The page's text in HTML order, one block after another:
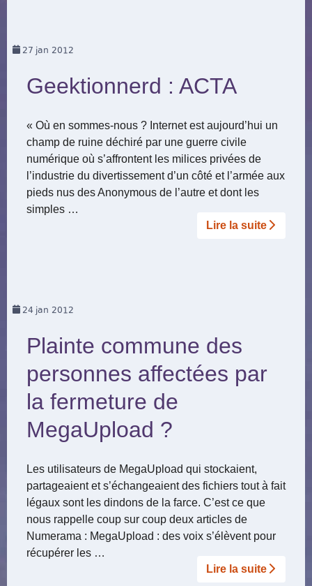
27 jan 2012
Geektionnerd : ACTA
« Où en sommes-nous ? Internet est aujourd’hui un
champ de ruine déchiré par une guerre civile
numérique où s’affrontent les milices privées de
l’industrie du divertissement d’un côté et l’armée aux
pieds nus des Anonymous de l’autre et dont les
simples …
Lire la suite­­
24 jan 2012
Plainte commune des
personnes affectées par
la fermeture de
MegaUpload ?
Les utilisateurs de MegaUpload qui stockaient,
partageaient et s’échangeaient des fichiers tout à fait
légaux sont les dindons de la farce. C’est ce que
nous rappelle coup sur coup deux articles de
Numerama : MegaUpload : des voix s’élèvent pour
récupérer les …
Lire la suite­­